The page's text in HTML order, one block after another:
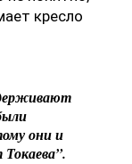
кресло
они и